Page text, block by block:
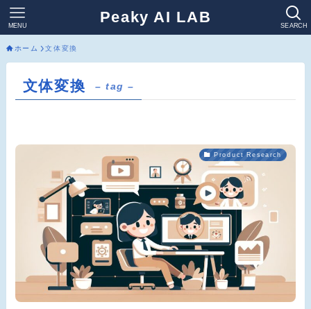
Peaky AI LAB SEARCH
MENU
ホーム 文体変換
文体変換 – tag –
Product Research